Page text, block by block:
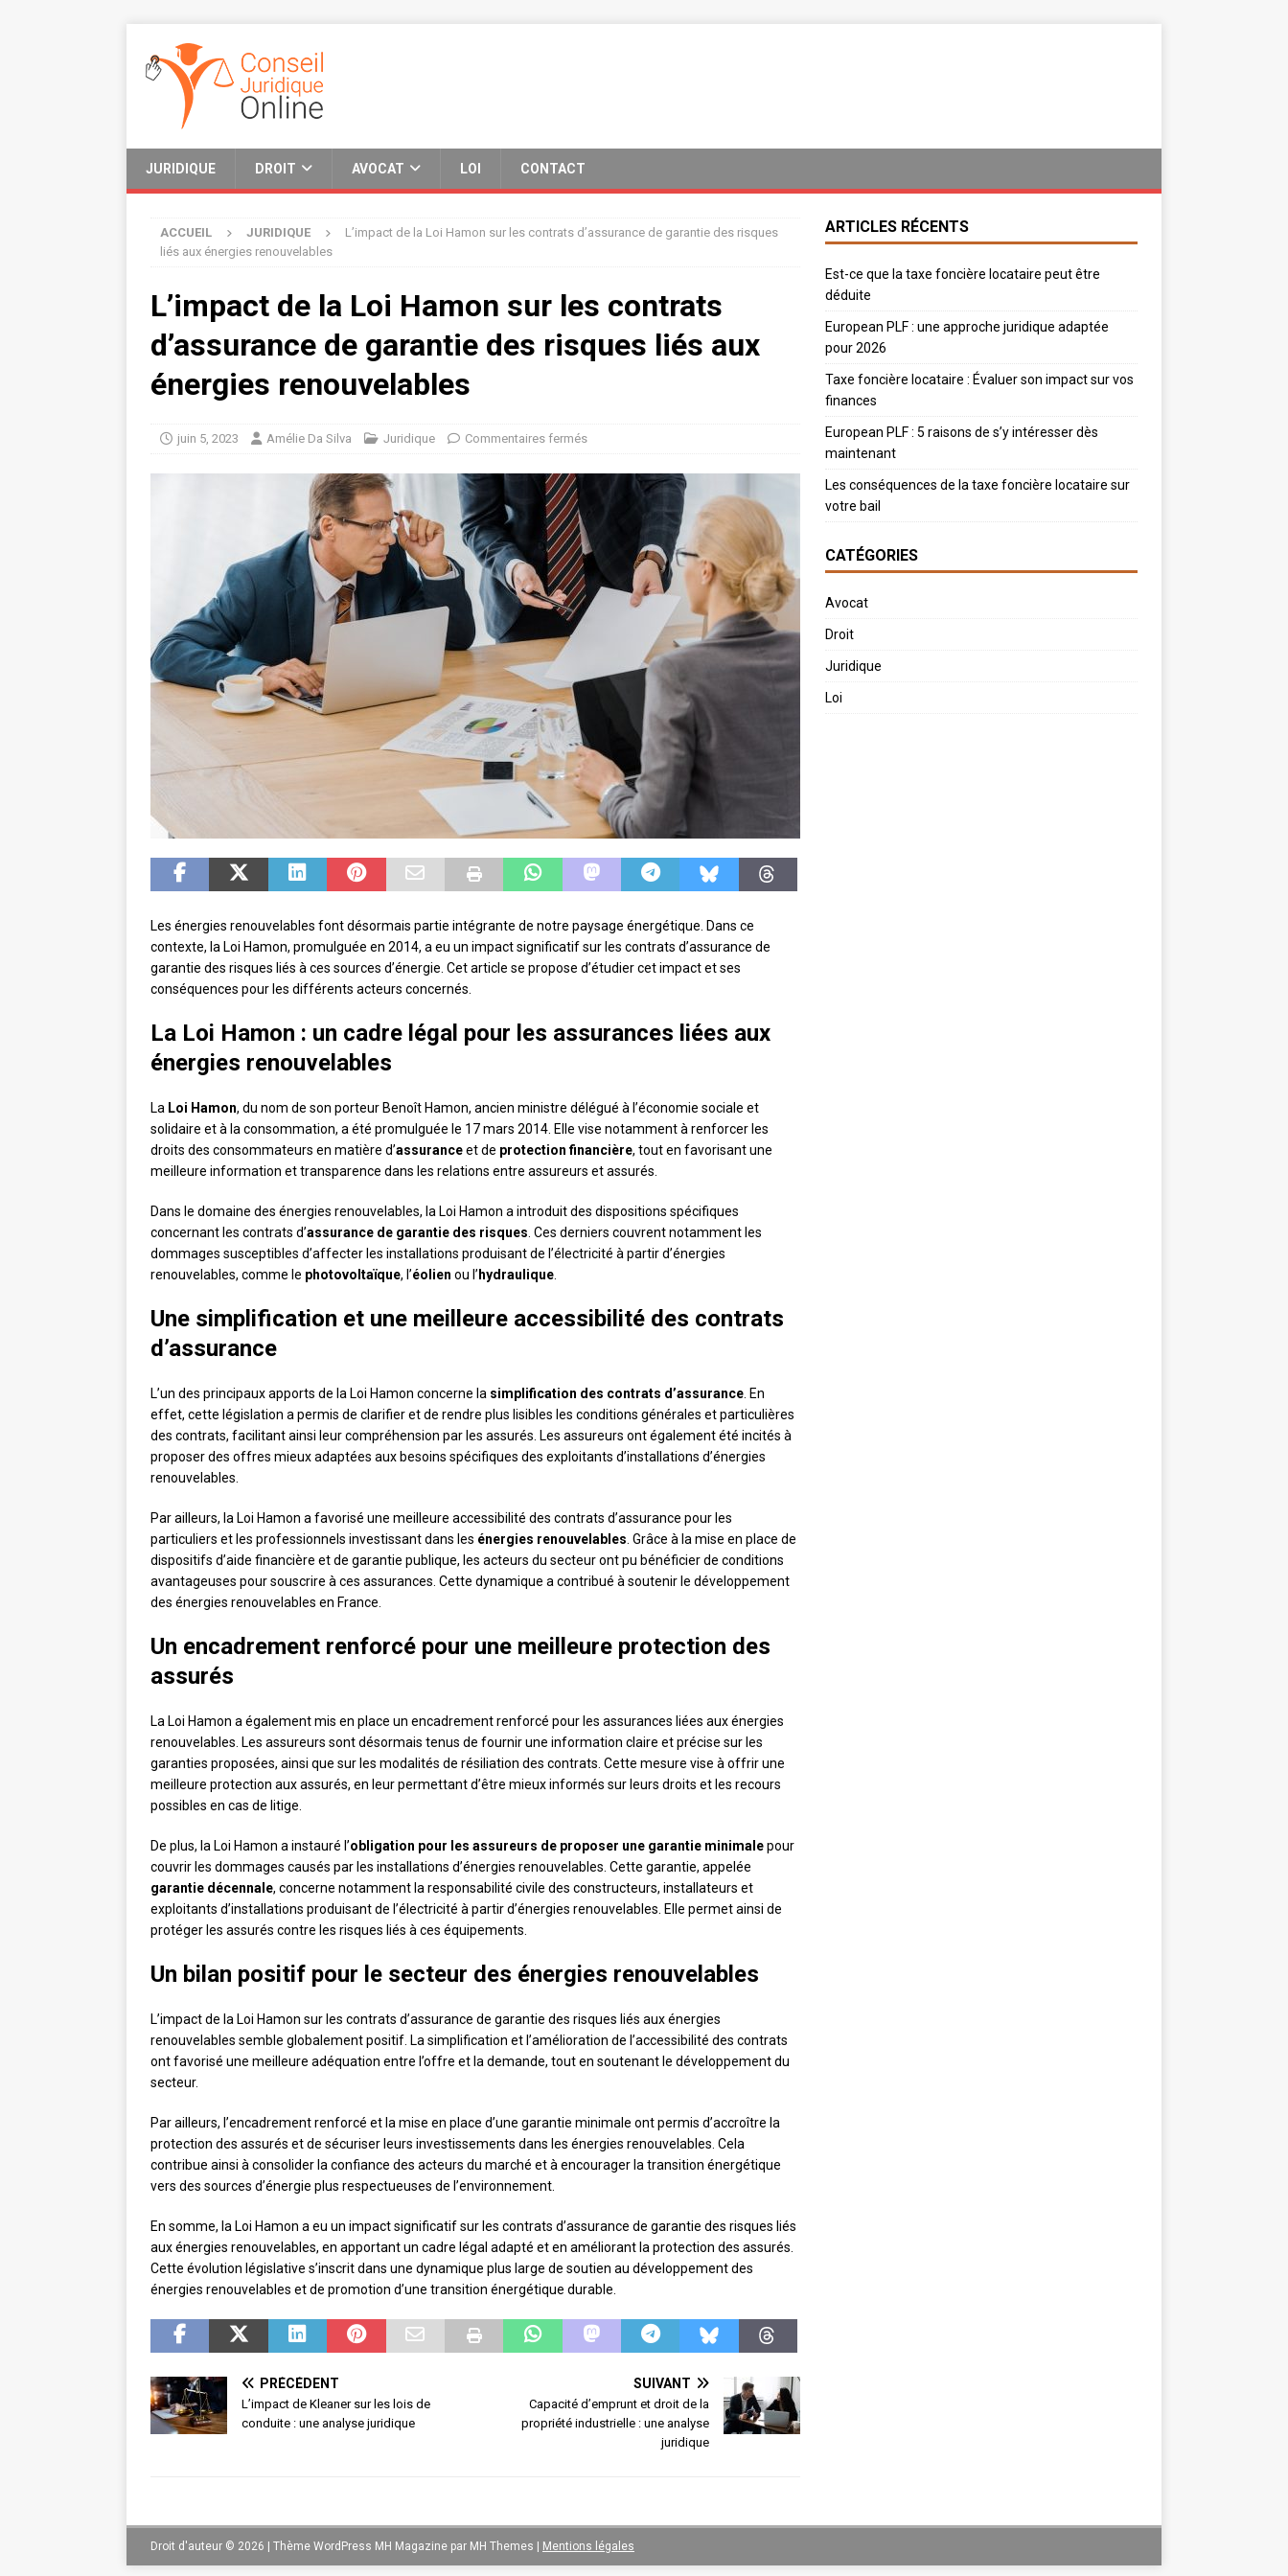
JURIDIQUE DROIT AVOCAT LOI CONTACT
ACCUEIL JURIDIQUE
L’impact de la Loi Hamon sur les contrats d’assurance de garantie des risques
liés aux énergies renouvelables
L’impact de la Loi Hamon sur les contrats
d’assurance de garantie des risques liés aux
énergies renouvelables
juin 5, 2023 Amélie Da Silva Juridique Commentaires fermés
Les énergies renouvelables font désormais partie intégrante de notre paysage énergétique. Dans ce
contexte, la Loi Hamon, promulguée en 2014, a eu un impact significatif sur les contrats d’assurance de
garantie des risques liés à ces sources d’énergie. Cet article se propose d’étudier cet impact et ses
conséquences pour les différents acteurs concernés.
La Loi Hamon : un cadre légal pour les assurances liées aux
énergies renouvelables
La Loi Hamon, du nom de son porteur Benoît Hamon, ancien ministre délégué à l’économie sociale et
solidaire et à la consommation, a été promulguée le 17 mars 2014. Elle vise notamment à renforcer les
droits des consommateurs en matière d’assuranceet de protection financière, tout en favorisant une
meilleure information et transparence dans les relations entre assureurs et assurés.
Dans le domaine des énergies renouvelables, la Loi Hamon a introduit des dispositions spécifiques
concernant les contrats d’assurance de garantie des risques . Ces derniers couvrent notamment les
dommages susceptibles d’affecter les installations produisant de l’électricité à partir d’énergies
renouvelables, comme le photovoltaïque, l’éolien ou l’ hydraulique
Une simplification et une meilleure accessibilité des contrats
d’assurance
L’un des principaux apports de la Loi Hamon concerne la simplification des contrats d’assurance . En
effet, cette législation a permis de clarifier et de rendre plus lisibles les conditions générales et particulières
des contrats, facilitant ainsi leur compréhension par les assurés. Les assureurs ont également été incités à
proposer des offres mieux adaptées aux besoins spécifiques des exploitants d’installations d’énergies
renouvelables.
Par ailleurs, la Loi Hamon a favorisé une meilleure accessibilité des contrats d’assurance pour les
particuliers et les professionnels investissant dans les énergies renouvelables . Grâce à la mise en place de
dispositifs d’aide financière et de garantie publique, les acteurs du secteur ont pu bénéficier de conditions
avantageuses pour souscrire à ces assurances. Cette dynamique a contribué à soutenir le développement
des énergies renouvelables en France.
Un encadrement renforcé pour une meilleure protection des
assurés
La Loi Hamon a également mis en place un encadrement renforcé pour les assurances liées aux énergies
renouvelables. Les assureurs sont désormais tenus de fournir une information claire et précise sur les
garanties proposées, ainsi que sur les modalités de résiliation des contrats. Cette mesure vise à offrir une
meilleure protection aux assurés, en leur permettant d’être mieux informés sur leurs droits et les recours
possibles en cas de litige.
De plus, la Loi Hamon a instauré l’obligation pour les assureurs de proposer une garantie minimalepour
couvrir les dommages causés par les installations d’énergies renouvelables. Cette garantie, appelée
garantie décennale, concerne notamment la responsabilité civile des constructeurs, installateurs et
exploitants d’installations produisant de l’électricité à partir d’énergies renouvelables. Elle permet ainsi de
protéger les assurés contre les risques liés à ces équipements.
Un bilan positif pour le secteur des énergies renouvelables
L’impact de la Loi Hamon sur les contrats d’assurance de garantie des risques liés aux énergies
renouvelables semble globalement positif. La simplification et l’amélioration de l’accessibilité des contrats
ont favorisé une meilleure adéquation entre l’offre et la demande, tout en soutenant le développement du
secteur.
Par ailleurs, l’encadrement renforcé et la mise en place d’une garantie minimale ont permis d’accroître la
protection des assurés et de sécuriser leurs investissements dans les énergies renouvelables. Cela
contribue ainsi à consolider la confiance des acteurs du marché et à encourager la transition énergétique
vers des sources d’énergie plus respectueuses de l’environnement.
En somme, la Loi Hamon a eu un impact significatif sur les contrats d’assurance de garantie des risques liés
aux énergies renouvelables, en apportant un cadre légal adapté et en améliorant la protection des assurés.
Cette évolution législative s’inscrit dans une dynamique plus large de soutien au développement des
énergies renouvelables et de promotion d’une transition énergétique durable.
PRÉCÉDENT
L’impact de Kleaner sur les lois de
conduite : une analyse juridique
SUIVANT
Capacité d’emprunt et droit de la
propriété industrielle : une analyse
juridique
ARTICLES RÉCENTS
Est-ce que la taxe foncière locataire peut être
déduite
European PLF : une approche juridique adaptée
pour 2026
Taxe foncière locataire : Évaluer son impact sur vos
finances
European PLF : 5 raisons de s’y intéresser dès
maintenant
Les conséquences de la taxe foncière locataire sur
votre bail
CATÉGORIES
Avocat
Droit
Juridique
Loi
Droit d'auteur © 2026 | Thème WordPress MH Magazine par MH Themes Mentions légales